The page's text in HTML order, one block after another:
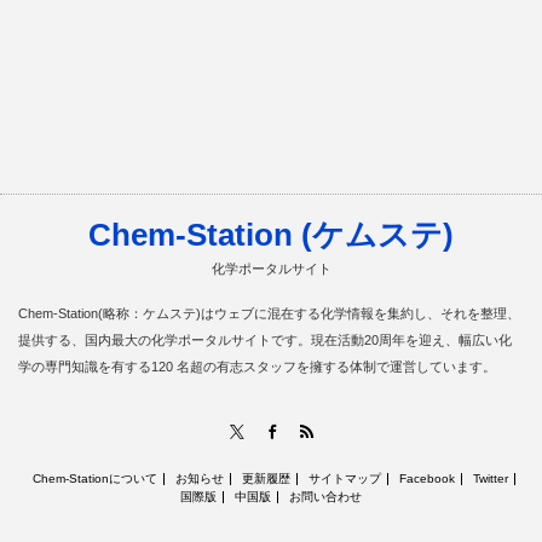
Chem-Station (ケムステ)
化学ポータルサイト
Chem-Station(略称：ケムステ)はウェブに混在する化学情報を集約し、それを整理、
提供する、国内最大の化学ポータルサイトです。現在活動20周年を迎え、幅広い化
学の専門知識を有する120 名超の有志スタッフを擁する体制で運営しています。
Facebook
Chem-Stationについて お知らせ 更新履歴 サイトマップ Facebook
Twitter
国際版
中国版 お問い合わせ